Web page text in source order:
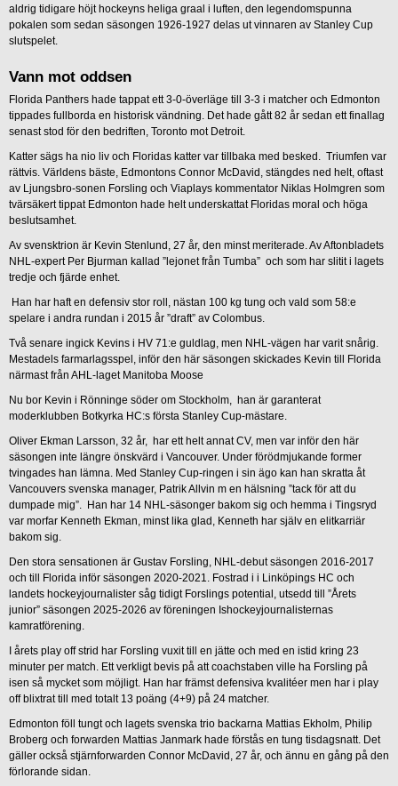
aldrig tidigare höjt hockeyns heliga graal i luften, den legendomspunna
pokalen som sedan säsongen 1926-1927 delas ut vinnaren av Stanley Cup
slutspelet.
Vann mot oddsen
Florida Panthers hade tappat ett 3-0-överläge till 3-3 i matcher och Edmonton
tippades fullborda en historisk vändning. Det hade gått 82 år sedan ett finallag
senast stod för den bedriften, Toronto mot Detroit.
Katter sägs ha nio liv och Floridas katter var tillbaka med besked. Triumfen var
rättvis. Världens bäste, Edmontons Connor McDavid, stängdes ned helt, oftast
av Ljungsbro-sonen Forsling och Viaplays kommentator Niklas Holmgren som
tvärsäkert tippat Edmonton hade helt underskattat Floridas moral och höga
beslutsamhet.
Av svensktrion är Kevin Stenlund, 27 år, den minst meriterade. Av Aftonbladets
NHL-expert Per Bjurman kallad ”lejonet från Tumba” och som har slitit i lagets
tredje och fjärde enhet.
Han har haft en defensiv stor roll, nästan 100 kg tung och vald som 58:e
spelare i andra rundan i 2015 år ”draft” av Colombus.
Två senare ingick Kevins i HV 71:e guldlag, men NHL-vägen har varit snårig.
Mestadels farmarlagsspel, inför den här säsongen skickades Kevin till Florida
närmast från AHL-laget Manitoba Moose
Nu bor Kevin i Rönninge söder om Stockholm, han är garanterat
moderklubben Botkyrka HC:s första Stanley Cup-mästare.
Oliver Ekman Larsson, 32 år, har ett helt annat CV, men var inför den här
säsongen inte längre önskvärd i Vancouver. Under förödmjukande former
tvingades han lämna. Med Stanley Cup-ringen i sin ägo kan han skratta åt
Vancouvers svenska manager, Patrik Allvin m en hälsning ”tack för att du
dumpade mig”. Han har 14 NHL-säsonger bakom sig och hemma i Tingsryd
var morfar Kenneth Ekman, minst lika glad, Kenneth har själv en elitkarriär
bakom sig.
Den stora sensationen är Gustav Forsling, NHL-debut säsongen 2016-2017
och till Florida inför säsongen 2020-2021. Fostrad i i Linköpings HC och
landets hockeyjournalister såg tidigt Forslings potential, utsedd till ”Årets
junior” säsongen 2025-2026 av föreningen Ishockeyjournalisternas
kamratförening.
I årets play off strid har Forsling vuxit till en jätte och med en istid kring 23
minuter per match. Ett verkligt bevis på att coachstaben ville ha Forsling på
isen så mycket som möjligt. Han har främst defensiva kvalitéer men har i play
off blixtrat till med totalt 13 poäng (4+9) på 24 matcher.
Edmonton föll tungt och lagets svenska trio backarna Mattias Ekholm, Philip
Broberg och forwarden Mattias Janmark hade förstås en tung tisdagsnatt. Det
gäller också stjärnforwarden Connor McDavid, 27 år, och ännu en gång på den
förlorande sidan.